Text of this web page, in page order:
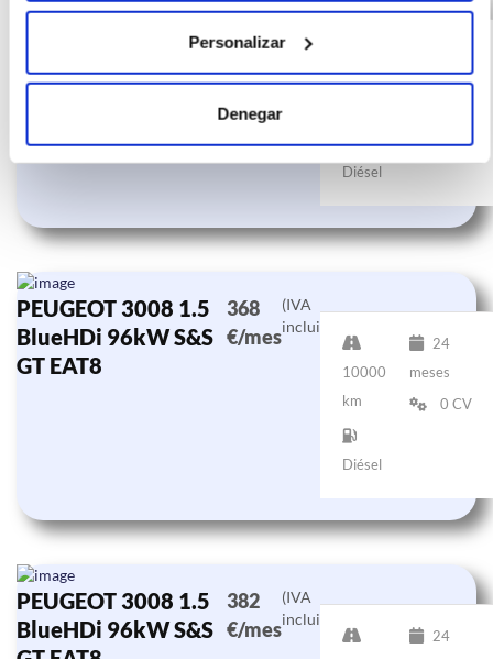
Personalizar
Denegar
PEUGEOT 3008 1.5
BlueHDi 96kW S&S
GT EAT8
395
€/mes
(IVA
incluido)
10000
meses
Diésel
PEUGEOT 3008 1.5
BlueHDi 96kW S&S
GT EAT8
368
€/mes
(IVA
incluido)
10000
km
24
meses
0 CV
Diésel
PEUGEOT 3008 1.5
BlueHDi 96kW S&S
382
€/mes
(IVA
incluido)
24